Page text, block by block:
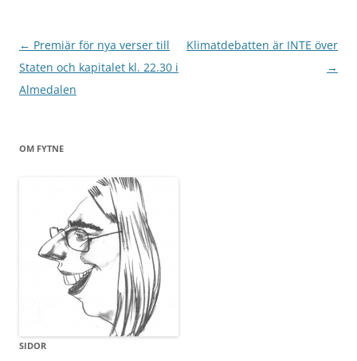
Inläggsnavigering
← Premiär för nya verser till
Staten och kapitalet kl. 22.30 i
Almedalen
Klimatdebatten är INTE över
→
OM FYTNE
SIDOR